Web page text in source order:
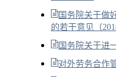
国务院关于做
的若干意见（
国务院关于进
对外劳务合作